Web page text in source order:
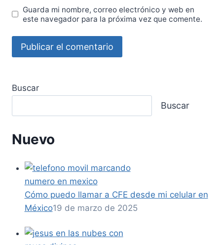
Guarda mi nombre, correo electrónico y web en
este navegador para la próxima vez que comente.
Buscar
Buscar
Nuevo
Cómo puedo llamar a CFE desde mi celular en
México19 de marzo de 2025